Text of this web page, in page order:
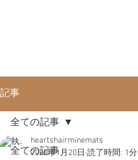
記事
全ての記事
全ての記事
heartshairminemats
2020年1月20日 読了時間: 1分